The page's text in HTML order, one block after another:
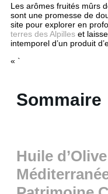
Les arômes fruités mûrs
sont une promesse de
site pour explorer en
terres des Alpilles et
intemporel d’un produit
« `
Sommaire
Huile